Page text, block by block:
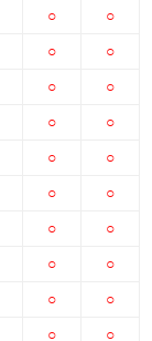
○
○
○
○
○
○
○
○
○
○
○
○
○
○
○
○
○
○
○
○